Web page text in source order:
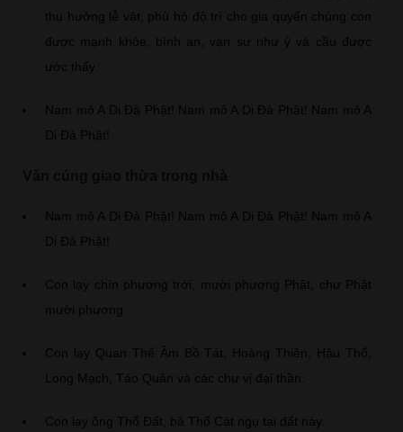
thụ hưởng lễ vật, phù hộ độ trì cho gia quyến chúng con
được mạnh khỏe, bình an, vạn sự như ý và cầu được
ước thấy.
Nam mô A Di Đà Phật! Nam mô A Di Đà Phật! Nam mô A
Di Đà Phật!
Nam mô A Di Đà Phật! Nam mô A Di Đà Phật! Nam mô A
Di Đà Phật!
Con lạy chín phương trời, mười phương Phật, chư Phật
mười phương.
Con lạy Quan Thế Âm Bồ Tát, Hoàng Thiên, Hậu Thổ,
Long Mạch, Táo Quân và các chư vị đại thần.
Con lạy ông Thổ Đất, bà Thổ Cát ngụ tại đất này.